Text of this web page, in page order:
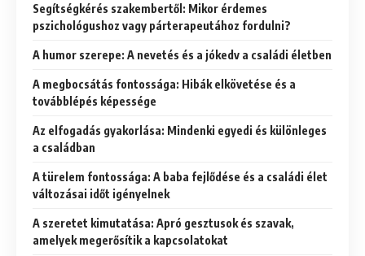
Segítségkérés szakembertől: Mikor érdemes
pszichológushoz vagy párterapeutához fordulni?
A humor szerepe: A nevetés és a jókedv a családi életben
A megbocsátás fontossága: Hibák elkövetése és a
továbblépés képessége
Az elfogadás gyakorlása: Mindenki egyedi és különleges
a családban
A türelem fontossága: A baba fejlődése és a családi élet
változásai időt igényelnek
A szeretet kimutatása: Apró gesztusok és szavak,
amelyek megerősítik a kapcsolatokat